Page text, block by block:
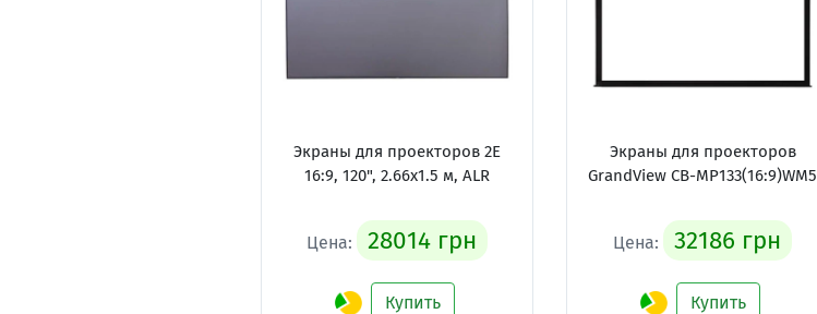
Экраны для проекторов 2E
16:9, 120", 2.66x1.5 м, ALR
Цена: 28014 грн
Купить
Экраны для проекторов
GrandView CB-MP133(16:9)WM5
Цена: 32186 грн
Купить